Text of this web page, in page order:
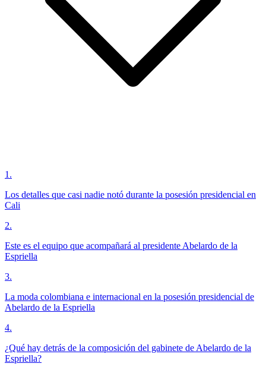
1 .
Los detalles que casi nadie notó durante la posesión presidencial en
Cali
2.
Este es el equipo que acompañará al presidente Abelardo de la
Espriella
3.
La moda colombiana e internacional en la posesión presidencial de
Abelardo de la Espriella
4.
¿Qué hay detrás de la composición del gabinete de Abelardo de la
Espriella?